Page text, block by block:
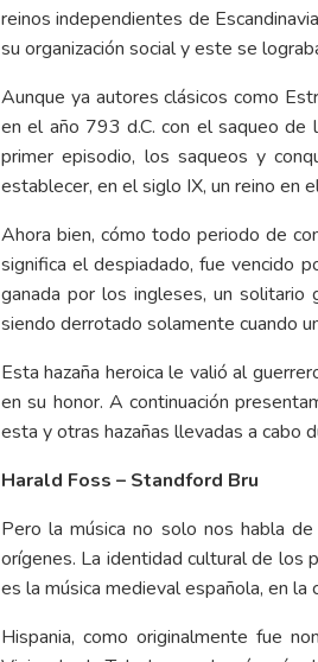
reinos independientes de
su organización social y este se
Aunque ya autores clásicos como
en el año 793 d.C. con el saqueo de
primer episodio, los saqueos y
establecer, en el siglo IX, un reino en
Ahora bien, cómo todo periodo de
significa el despiadado, fue vencido
ganada por los ingleses, un
siendo derrotado solamente cuando
Esta hazaña heroica le valió al
en su honor. A continuación
esta y otras hazañas llevadas a cabo
Harald Foss – Standford Bru
Pero la música no solo nos habla
orígenes. La identidad cultural de los
es la música medieval española, en
Hispania, como originalmente fue